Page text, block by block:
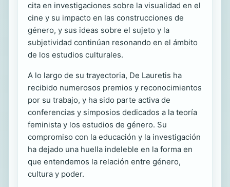
cita en investigaciones sobre la visualidad en el
cine y su impacto en las construcciones de
género, y sus ideas sobre el sujeto y la
subjetividad continúan resonando en el ámbito
de los estudios culturales.
A lo largo de su trayectoria, De Lauretis ha
recibido numerosos premios y reconocimientos
por su trabajo, y ha sido parte activa de
conferencias y simposios dedicados a la teoría
feminista y los estudios de género. Su
compromiso con la educación y la investigación
ha dejado una huella indeleble en la forma en
que entendemos la relación entre género,
cultura y poder.